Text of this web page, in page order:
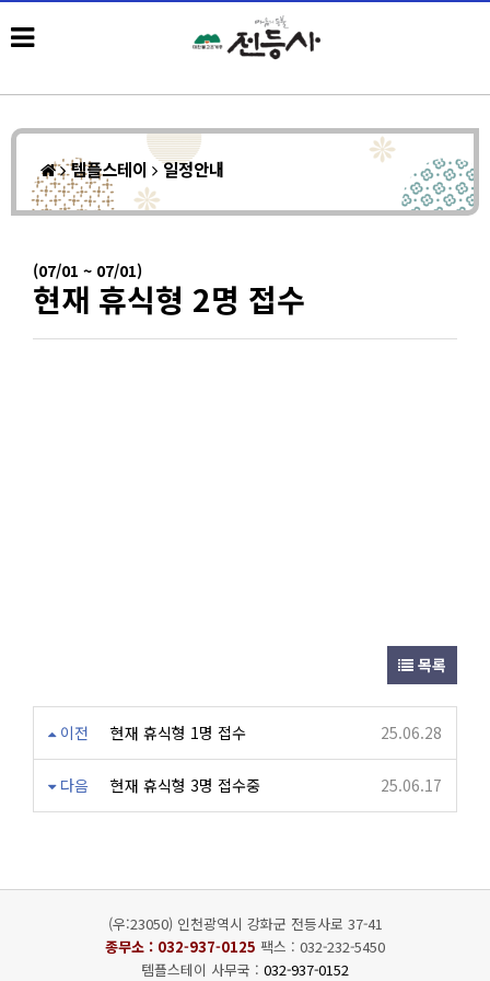
템플스테이 일정안내
(07/01 ~ 07/01)
현재 휴식형 2명 접수
목록
이전 현재 휴식형 1명 접수 25.06.28
다음 현재 휴식형 3명 접수중 25.06.17
(우:23050) 인천광역시 강화군 전등사로 37-41
종무소 : 032-937-0125 팩스 : 032-232-5450
템플스테이 사무국 : 032-937-0152